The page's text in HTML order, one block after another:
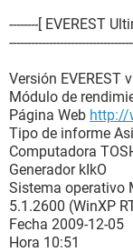
--------[ EVEREST
Versión EVEREST
Módulo de
Página Web http://
Tipo de informe
Computadora
Generador kIkO
Sistema operativo
5.1.2600 (WinXP
Fecha 2009-12-05
Hora 10:51